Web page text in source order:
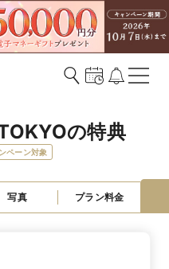
の特典
ペーン対象
写真 プラン料金